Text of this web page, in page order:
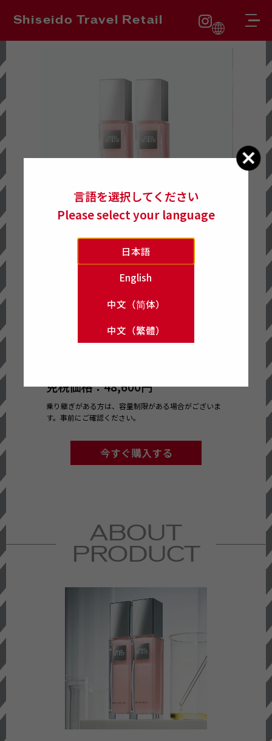
Shiseido Travel Retail
La
ng
言語を選択してください
Please select your language
日本語
English
中文（简体）
中文（繁體）
ハイブリッドジェルオイル デュオ
・ハイブリッドジェルオイル n 100mL
免税価格：48,600円
乗り継ぎがある方は、容量制限がある場合がございま
す。事前にご確認ください。
今すぐ購入する
ABOUT
PRODUCT